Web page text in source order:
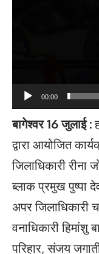
00:00
बागेश्वर 16 जुलाई :
द्वारा आयोजित
जिलाधिकारी रीना
ब्लाक प्रमुख पुष्पा
अपर जिलाधिकारी
वनाधिकारी हिमांशु
परिहार, संजय